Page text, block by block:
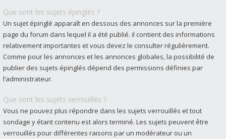
Que sont les sujets épinglés ?
Un sujet épinglé apparaît en dessous des annonces sur la première
page du forum dans lequel il a été publié. il contient des informations
relativement importantes et vous devez le consulter régulièrement.
Comme pour les annonces et les annonces globales, la possibilité de
publier des sujets épinglés dépend des permissions définies par
l’administrateur.
Que sont les sujets verrouillés ?
Vous ne pouvez plus répondre dans les sujets verrouillés et tout
sondage y étant contenu est alors terminé. Les sujets peuvent être
verrouillés pour différentes raisons par un modérateur ou un